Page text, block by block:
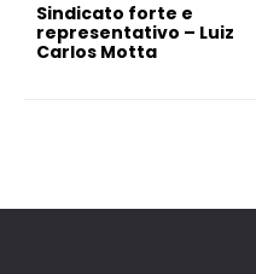
Sindicato forte e
representativo – Luiz
Carlos Motta